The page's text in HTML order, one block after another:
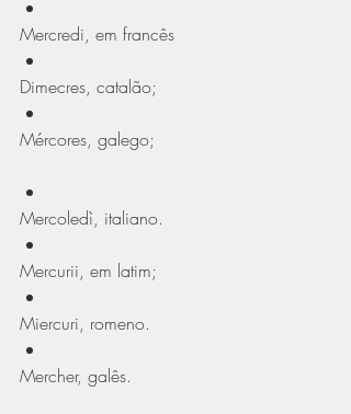
Mercredi, em francês
Dimecres, catalão;
Mércores, galego;
Mercoledì, italiano.
Mercurii, em latim;
Miercuri, romeno.
Mercher, galês.